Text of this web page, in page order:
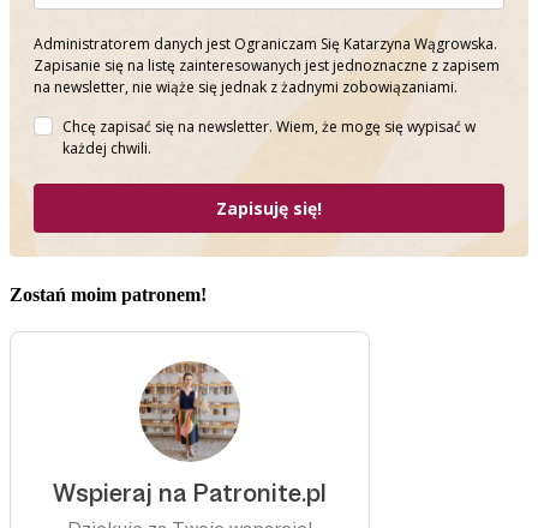
Administratorem danych jest Ograniczam Się Katarzyna Wągrowska.
Zapisanie się na listę zainteresowanych jest jednoznaczne z zapisem
na newsletter, nie wiąże się jednak z żadnymi zobowiązaniami.
Chcę zapisać się na newsletter. Wiem, że mogę się wypisać w
każdej chwili.
Zapisuję się!
Zostań moim patronem!